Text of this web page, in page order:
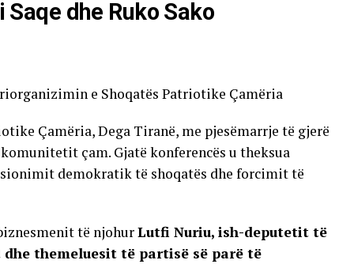
dhe Ruko Sako
e Shoqatës Patriotike Çamëria
Çamëria, Dega Tiranë, me pjesëmarrje të gjerë
çam. Gjatë konferencës u theksua
demokratik të shoqatës dhe forcimit të
të njohurLutfi Nuriu, ish-deputetit të
themeluesit të partisë së parë të